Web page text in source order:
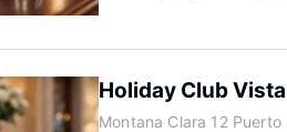
Holiday Club
Montana Clara 12